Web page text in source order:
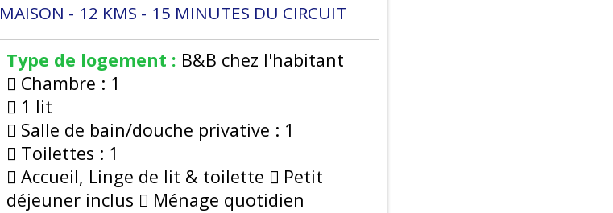
MAISON 12 KMS 15 MINUTES DU CIRCUIT
Type de logement : B&B chez l'habitant
Chambre : 1
1 lit
Salle de bain/douche privative : 1
Toilettes : 1
Accueil, Linge de lit & toilette
Petit
déjeuner inclus
Ménage quotidien